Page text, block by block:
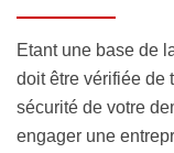
Etant une base de
doit être vérifiée de
sécurité de votre
engager une